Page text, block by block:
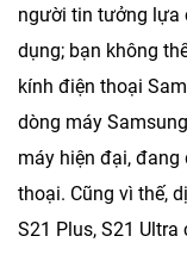
người tin tưởng lựa
dụng; bạn không
kính điện thoại
dòng máy
máy hiện đại,
thoại. Cũng vì thế,
S21 Plus, S21 Ultra